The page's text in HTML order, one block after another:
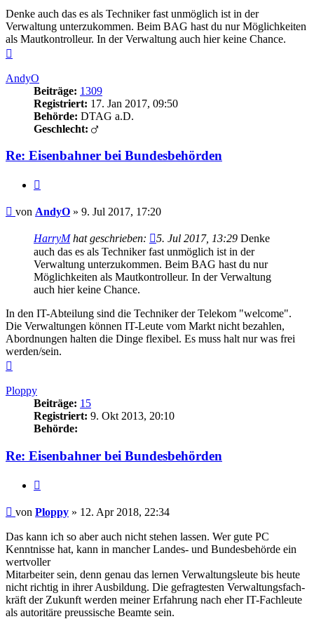
Denke auch das es als Techniker fast unmöglich ist in der
Verwaltung unterzukommen. Beim BAG hast du nur Möglichkeiten
als Mautkontrolleur. In der Verwaltung auch hier keine Chance.
AndyO
Beiträge: 1309
Registriert: 17. Jan 2017, 09:50
Behörde: DTAG a.D.
Geschlecht:
Re: Eisenbahner bei Bundesbehörden
Beitrag
von AndyO » 9. Jul 2017, 17:20
HarryMhat geschrieben: 5. Jul 2017, 13:29 Denke
auch das es als Techniker fast unmöglich ist in der
Verwaltung unterzukommen. Beim BAG hast du nur
Möglichkeiten als Mautkontrolleur. In der Verwaltung
auch hier keine Chance.
In den IT-Abteilung sind die Techniker der Telekom "welcome".
Die Verwaltungen können IT-Leute vom Markt nicht bezahlen,
Abordnungen halten die Dinge flexibel. Es muss halt nur was frei
werden/sein.
Ploppy
Beiträge: 15
Registriert: 9. Okt 2013, 20:10
Behörde:
Re: Eisenbahner bei Bundesbehörden
Beitrag
von Ploppy » 12. Apr 2018, 22:34
Das kann ich so aber auch nicht stehen lassen. Wer gute PC
Kenntnisse hat, kann in mancher Landes- und Bundesbehörde ein
wertvoller
Mitarbeiter sein, denn genau das lernen Verwaltungsleute bis heute
nicht richtig in ihrer Ausbildung. Die gefragtesten Verwaltungsfach-
kräft der Zukunft werden meiner Erfahrung nach eher IT-Fachleute
als autoritäre preussische Beamte sein.